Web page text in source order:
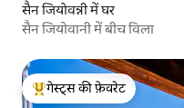
सैन जियोवन्नी में घर
सैन जियोवानी में बीच विला
गेस्ट्स का टॉप फ़ेवरेट
गेस्ट्स की फ़ेवरेट